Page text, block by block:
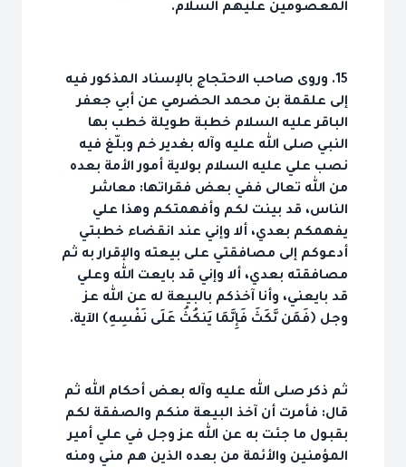
المعصومين عليهم السلام.
15. وروى صاحب الاحتجاج بالإسناد المذكور فيه
إلى علقمة بن محمد الحضرمي عن أبي جعفر
الباقر عليه السلام خطبة طويلة خطب بها
النبي صلى الله عليه وآله بغدير خم وبلّغ فيه
نصب علي عليه السلام بولاية أمور الأمة بعده
من الله تعالى ففي بعض فقراتها: معاشر
الناس، قد بينت لكم وأفهمتكم وهذا علي
يفهمكم بعدي، ألا وإني عند انقضاء خطبتي
أدعوكم إلى مصافقتي على بيعته والإقرار به ثم
مصافقته بعدي، ألا وإني قد بايعت الله وعلي
قد بايعني، وأنا آخذكم بالبيعة له عن الله عز
وجل ﴿فَمَن نَّكَثَ فَإِنَّمَا يَنكُثُ عَلَى نَفْسِهِ﴾ الآية.
ثم ذكر صلى الله عليه وآله بعض أحكام الله ثم
قال: فأمرت أن آخذ البيعة منكم والصفقة لكم
بقبول ما جئت به عن الله عز وجل في علي أمير
المؤمنين والأئمة من بعده الذين هم مني ومنه